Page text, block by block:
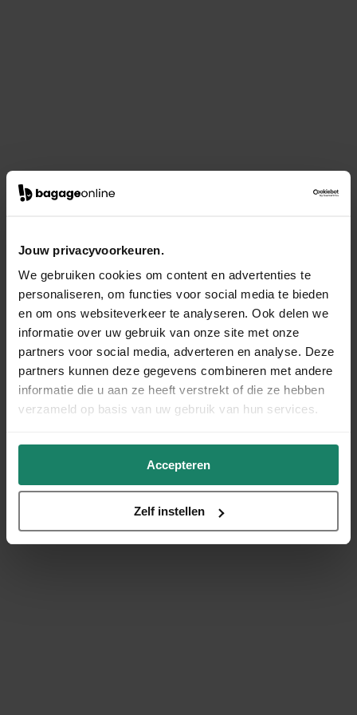
Jouw privacyvoorkeuren.
We gebruiken cookies om content en advertenties te
personaliseren, om functies voor social media te bieden
en om ons websiteverkeer te analyseren. Ook delen we
informatie over uw gebruik van onze site met onze
partners voor social media, adverteren en analyse. Deze
partners kunnen deze gegevens combineren met andere
informatie die u aan ze heeft verstrekt of die ze hebben
verzameld op basis van uw gebruik van hun services.
Accepteren
Zelf instellen